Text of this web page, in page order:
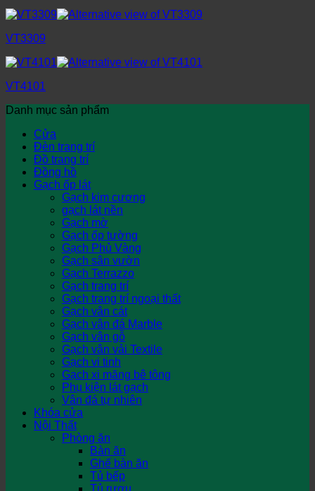
VT3309
VT4101
Danh mục sản phẩm
Cửa
Đèn trang trí
Đồ trang trí
Đồng hồ
Gạch ốp lát
Gạch kim cương
gạch lát nền
Gạch mờ
Gạch ốp tường
Gạch Phủ Vàng
Gạch sân vườn
Gạch Terrazzo
Gạch trang trí
Gạch trang trí ngoại thất
Gạch vân cát
Gạch vân đá Marble
Gạch vân gỗ
Gạch vân vải Textile
Gạch vi tinh
Gạch xi măng bê tông
Phụ kiện lát gạch
Vân đá tự nhiên
Khóa cửa
Nội Thất
Phòng ăn
Bàn ăn
Ghế bàn ăn
Tủ bếp